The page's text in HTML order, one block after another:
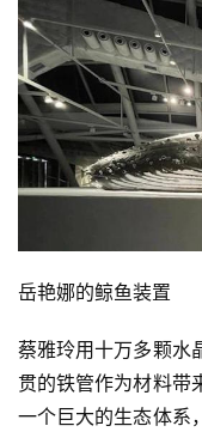
岳艳娜的鲸鱼装置
蔡雅玲用十万多颗水
贯的铁管作为材料带
一个巨大的生态体系